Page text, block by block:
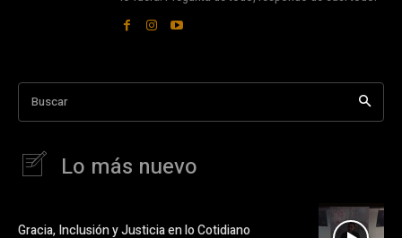
Buscar
Lo más nuevo
Gracia, Inclusión y Justicia en lo Cotidiano